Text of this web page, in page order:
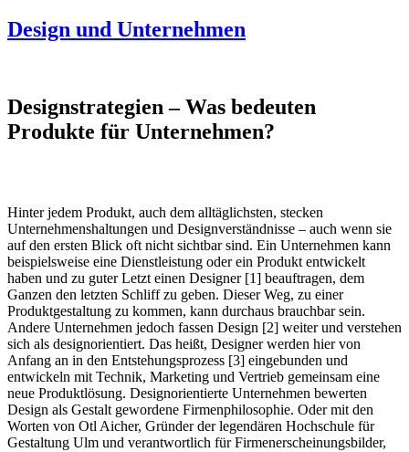
Design und Unternehmen
Designstrategien – Was bedeuten
Produkte für Unternehmen?
Hinter jedem Produkt, auch dem alltäglichsten, stecken
Unternehmenshaltungen und Designverständnisse – auch wenn sie
auf den ersten Blick oft nicht sichtbar sind. Ein Unternehmen kann
beispielsweise eine Dienstleistung oder ein Produkt entwickelt
haben und zu guter Letzt einen Designer [1] beauftragen, dem
Ganzen den letzten Schliff zu geben. Dieser Weg, zu einer
Produktgestaltung zu kommen, kann durchaus brauchbar sein.
Andere Unternehmen jedoch fassen Design [2] weiter und verstehen
sich als designorientiert. Das heißt, Designer werden hier von
Anfang an in den Entstehungsprozess [3] eingebunden und
entwickeln mit Technik, Marketing und Vertrieb gemeinsam eine
neue Produktlösung. Designorientierte Unternehmen bewerten
Design als Gestalt gewordene Firmenphilosophie. Oder mit den
Worten von Otl Aicher, Gründer der legendären Hochschule für
Gestaltung Ulm und verantwortlich für Firmenerscheinungsbilder,